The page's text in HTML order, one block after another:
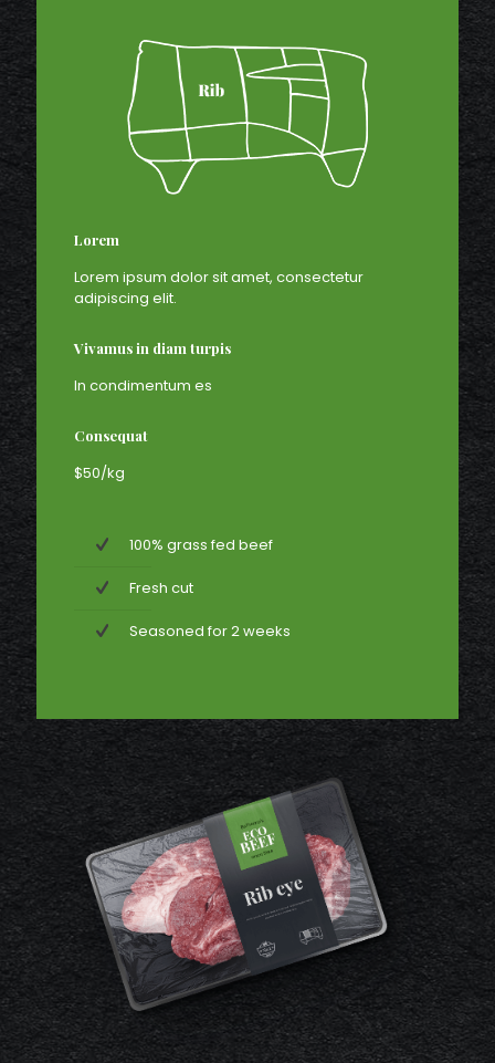
Lorem
Lorem ipsum dolor sit amet, consectetur
adipiscing elit.
Vivamus in diam turpis
In condimentum es
Consequat
$50/kg
100% grass fed beef
Fresh cut
Seasoned for 2 weeks